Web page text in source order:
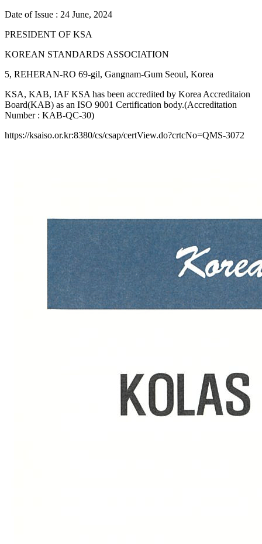
Date of Issue : 24 June, 2024
PRESIDENT OF KSA
KOREAN STANDARDS ASSOCIATION
5, REHERAN-RO 69-gil, Gangnam-Gum Seoul, Korea
KSA, KAB, IAF KSA has been accredited by Korea Accreditaion
Board(KAB) as an ISO 9001 Certification body.(Accreditation
Number : KAB-QC-30)
https://ksaiso.or.kr:8380/cs/csap/certView.do?crtcNo=QMS-3072